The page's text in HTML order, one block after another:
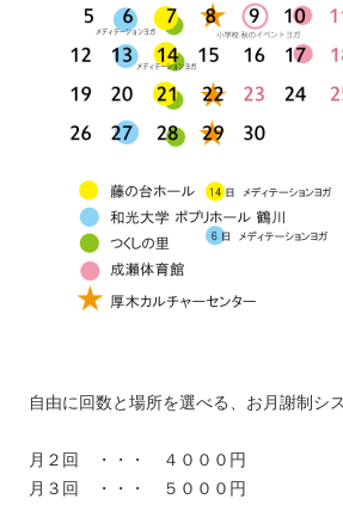
自由に回数と場所を選べる、お月謝制シ
月２回 ・・・ ４０００円
月３回 ・・・ ５０００円